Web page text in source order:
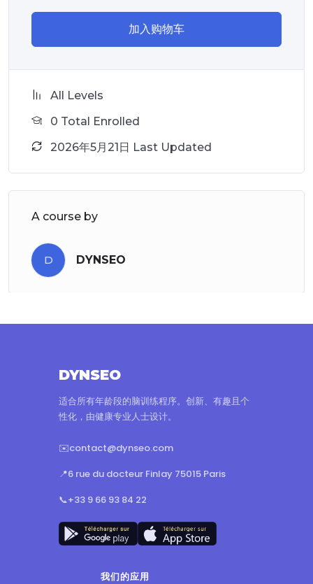
加入购物车
All Levels
0 Total Enrolled
2026年5月21日 Last Updated
A course by
D DYNSEO
DYNSEO
适合所有年龄段的脑训练程序。创新、有趣且个
性化，由健康专业人士设计。
✉️contact@dynseo.com
📍6 rue du docteur Finlay 75015 Paris
📞+33 9 66 93 84 22
我们的应用